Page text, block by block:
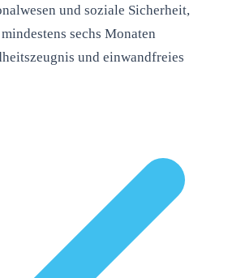
und soziale Sicherheit,
sechs Monaten
und einwandfreies